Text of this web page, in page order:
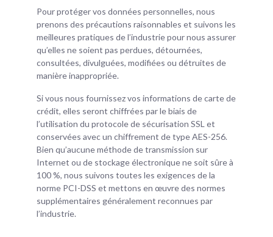
Pour protéger vos données personnelles, nous
prenons des précautions raisonnables et suivons les
meilleures pratiques de l’industrie pour nous assurer
qu’elles ne soient pas perdues, détournées,
consultées, divulguées, modifiées ou détruites de
manière inappropriée.
Si vous nous fournissez vos informations de carte de
crédit, elles seront chiffrées par le biais de
l’utilisation du protocole de sécurisation SSL et
conservées avec un chiffrement de type AES-256.
Bien qu’aucune méthode de transmission sur
Internet ou de stockage électronique ne soit sûre à
100 %, nous suivons toutes les exigences de la
norme PCI-DSS et mettons en œuvre des normes
supplémentaires généralement reconnues par
l’industrie.